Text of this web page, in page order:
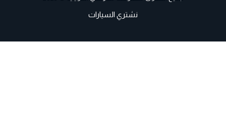
نشتري السيارات